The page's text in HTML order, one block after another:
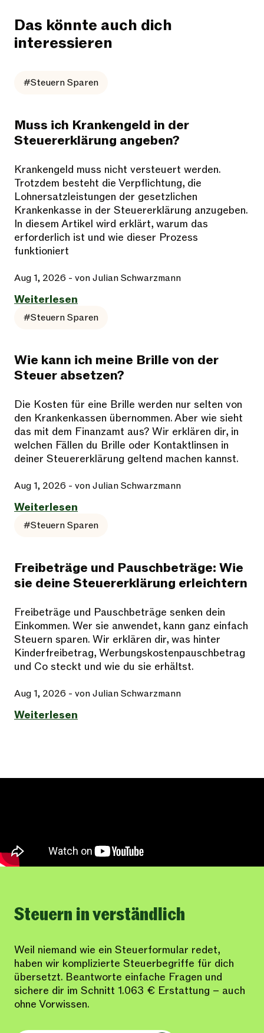
Das könnte auch dich
interessieren
#Steuern Sparen
Muss ich Krankengeld in der
Steuererklärung angeben?
Krankengeld muss nicht versteuert werden.
Trotzdem besteht die Verpflichtung, die
Lohnersatzleistungen der gesetzlichen
Krankenkasse in der Steuererklärung anzugeben.
In diesem Artikel wird erklärt, warum das
erforderlich ist und wie dieser Prozess
funktioniert
Aug 1, 2026 - von Julian Schwarzmann
Weiterlesen
#Steuern Sparen
Wie kann ich meine Brille von der
Steuer absetzen?
Die Kosten für eine Brille werden nur selten von
den Krankenkassen übernommen. Aber wie sieht
das mit dem Finanzamt aus? Wir erklären dir, in
welchen Fällen du Brille oder Kontaktlinsen in
deiner Steuererklärung geltend machen kannst.
Aug 1, 2026 - von Julian Schwarzmann
Weiterlesen
#Steuern Sparen
Freibeträge und Pauschbeträge: Wie
sie deine Steuererklärung erleichtern
Freibeträge und Pauschbeträge senken dein
Einkommen. Wer sie anwendet, kann ganz einfach
Steuern sparen. Wir erklären dir, was hinter
Kinderfreibetrag, Werbungskostenpauschbetrag
und Co steckt und wie du sie erhältst.
Aug 1, 2026 - von Julian Schwarzmann
Weiterlesen
Steuern in verständlich
Weil niemand wie ein Steuerformular redet,
haben wir komplizierte Steuerbegriffe für dich
übersetzt. Beantworte einfache Fragen und
sichere dir im Schnitt 1.063 € Erstattung – auch
ohne Vorwissen.